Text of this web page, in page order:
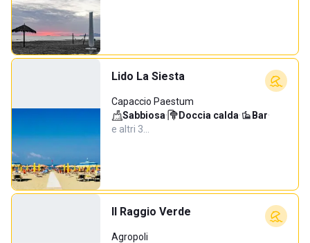
Lido La Siesta
Capaccio Paestum
Sabbiosa· Doccia calda· Bar·
e altri 3…
Il Raggio Verde
Agropoli